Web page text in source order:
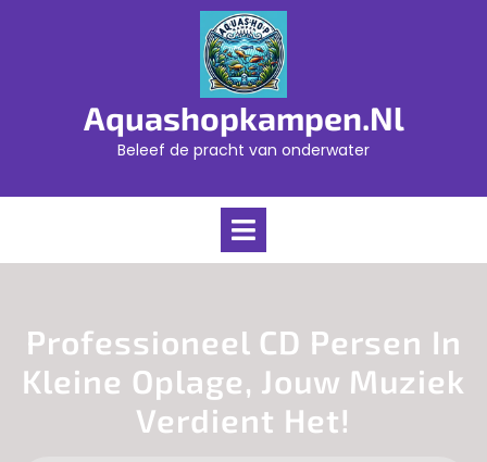
Aquashopkampen.nl
Beleef de pracht van onderwater
Open
Professioneel CD Persen In
Kleine Oplage, Jouw Muziek
Verdient Het!